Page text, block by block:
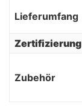
Lieferumfang
Zertifizierung
Zubehör